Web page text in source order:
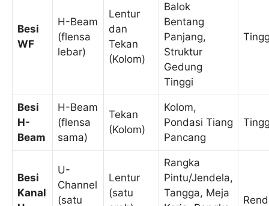
Besi
WF
H-Beam
(flensa
lebar)
Lentur
dan
Tekan
(Kolom)
Balok
Bentang
Panjang,
Struktur
Gedung
Tinggi
Besi
H-
Beam
H-Beam
(flensa
sama)
Tekan
(Kolom)
Kolom,
Pondasi Tiang
Pancang
Besi
Kanal
U-
Channel
(satu
Lentur
(satu
Rangka
Pintu/Jendela,
Tangga, Meja